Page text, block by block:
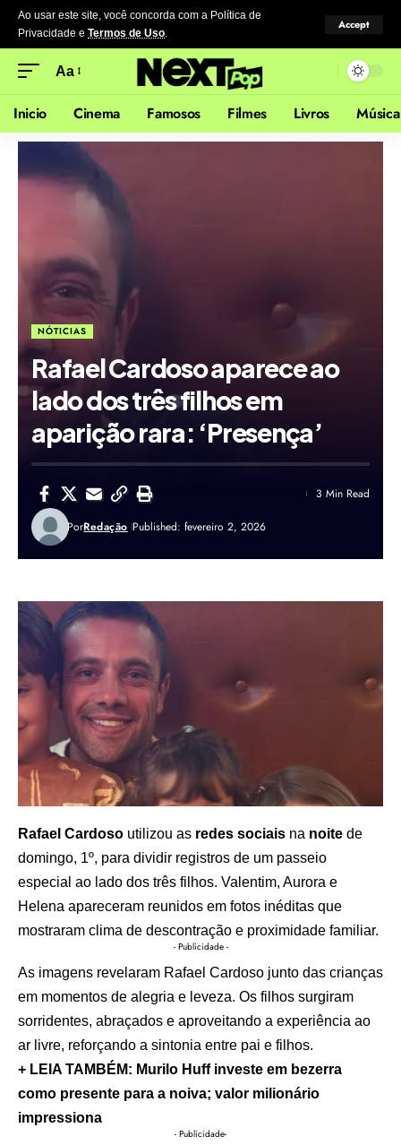
Ao usar este site, você concorda com a Política de
Privacidade e Termos de Uso.
Accept
Aa
Inicio Cinema Famosos Filmes Livros Música
NÓTICIAS
Rafael Cardoso aparece ao
lado dos três filhos em
aparição rara: ‘Presença’
PorRedação Published: fevereiro 2, 2026
3 Min Read
Rafael Cardoso utilizou as redes sociais na noite de
domingo, 1º, para dividir registros de um passeio
especial ao lado dos três filhos. Valentim, Aurora e
Helena apareceram reunidos em fotos inéditas que
mostraram clima de descontração e proximidade familiar.
- Publicidade -
As imagens revelaram Rafael Cardoso junto das crianças
em momentos de alegria e leveza. Os filhos surgiram
sorridentes, abraçados e aproveitando a experiência ao
ar livre, reforçando a sintonia entre pai e filhos.
+ LEIA TAMBÉM: Murilo Huff investe em bezerra
como presente para a noiva; valor milionário
impressiona
- Publicidade-